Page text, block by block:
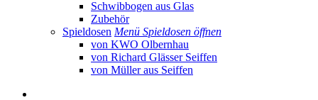
Schwibbogen aus Glas
Zubehör
Spieldosen Menü Spieldosen öffnen
von KWO Olbernhau
von Richard Glässer Seiffen
von Müller aus Seiffen